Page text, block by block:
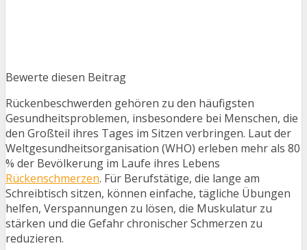
Bewerte diesen Beitrag
Rückenbeschwerden gehören zu den häufigsten
Gesundheitsproblemen, insbesondere bei Menschen, die
den Großteil ihres Tages im Sitzen verbringen. Laut der
Weltgesundheitsorganisation (WHO) erleben mehr als 80
% der Bevölkerung im Laufe ihres Lebens
Rückenschmerzen. Für Berufstätige, die lange am
Schreibtisch sitzen, können einfache, tägliche Übungen
helfen, Verspannungen zu lösen, die Muskulatur zu
stärken und die Gefahr chronischer Schmerzen zu
reduzieren.